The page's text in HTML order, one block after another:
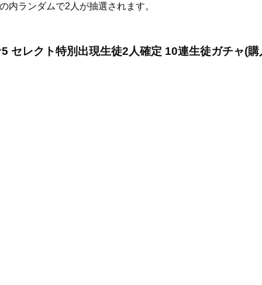
ランダムで2人が抽選されます。
レクト特別出現生徒2人確定 10連生徒ガチャ(購